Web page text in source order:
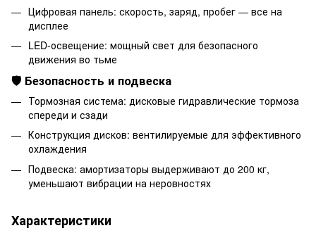
Цифровая панель: скорость, заряд, пробег — все на
дисплее
LED-освещение: мощный свет для безопасного
движения во тьме
🛡️ Безопасность и подвеска
Тормозная система: дисковые гидравлические тормоза
спереди и сзади
Конструкция дисков: вентилируемые для эффективного
охлаждения
Подвеска: амортизаторы выдерживают до 200 кг,
уменьшают вибрации на неровностях
Характеристики